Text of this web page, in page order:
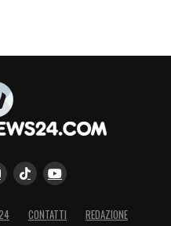
CONTATTI
REDAZIONE